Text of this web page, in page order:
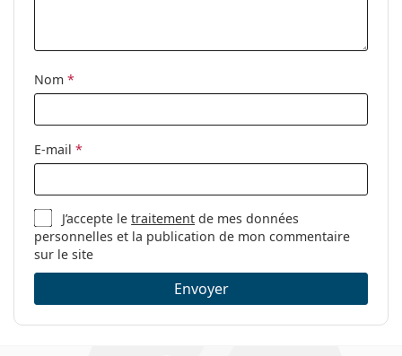
Nom *
E-mail *
J’accepte letraitement de mes données
personnelles et la publication de mon commentaire
sur le site
Envoyer